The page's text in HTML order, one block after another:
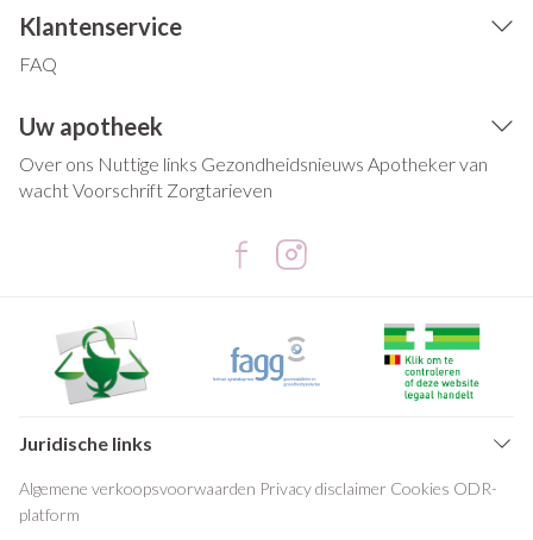
Klantenservice
FAQ
Uw apotheek
Over ons Nuttige links Gezondheidsnieuws Apotheker van
wachtVoorschrift Zorgtarieven
Juridische links
Algemene verkoopsvoorwaarden Privacy disclaimer Cookies ODR-
platform